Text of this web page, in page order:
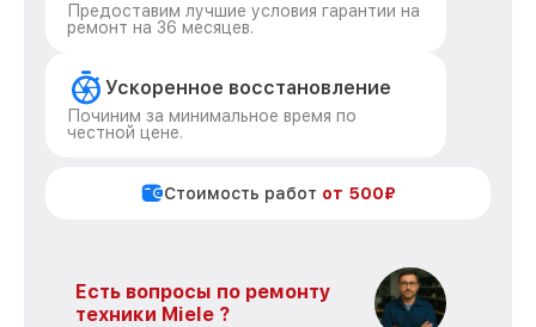
Предоставим лучшие условия гарантии на
ремонт на 36 месяцев.
Ускоренное восстановление
Починим за минимальное время по
честной цене.
Стоимость работ от 500₽
Есть вопросы по ремонту
техники Miele ?